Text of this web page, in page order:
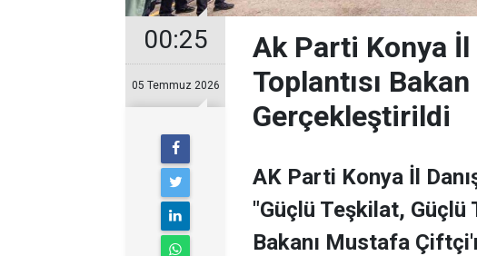
00:25
05 Temmuz 2026
Ak Parti Konya İl
Toplantısı
Gerçekleştirildi
AK Parti Konya İl
"Güçlü Teşkilat,
Bakanı Mustafa